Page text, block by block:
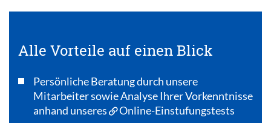
Alle Vorteile auf einen Blick
Persönliche Beratung durch unsere
Mitarbeiter sowie Analyse Ihrer Vorkenntnisse
anhand unseres
Online-Einstufungstests